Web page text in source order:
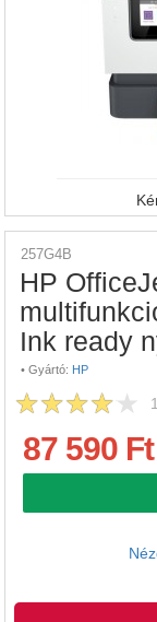
257G4B
HP
Ink ready
• Gyártó: HP
87 590 Ft